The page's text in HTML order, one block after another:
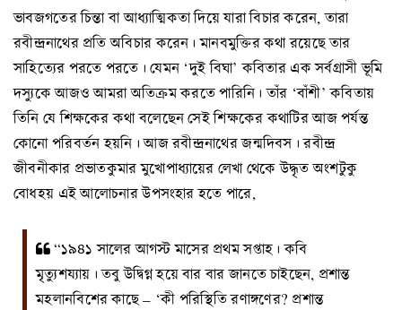
ভাবজগতের চিন্তা বা আধ্যাত্মিকতা দিয়ে যারা বিচার করেন, তারা
রবীন্দ্রনাথের প্রতি অবিচার করেন। মানবমুক্তির কথা রয়েছে তার
সাহিত্যের পরতে পরতে। যেমন ‘দুই বিঘা’ কবিতার এক সর্বগ্রাসী ভূমি
দস্যুকে আজও আমরা অতিক্রম করতে পারিনি। তাঁর ‘বাঁশী’ কবিতায়
তিনি যে শিক্ষকের কথা বলেছেন সেই শিক্ষকের কথাটির আজ পর্যন্ত
কোনো পরিবর্তন হয়নি। আজ রবীন্দ্রনাথের জন্মদিবস। রবীন্দ্র
জীবনীকার প্রভাতকুমার মুখোপাধ্যায়ের লেখা থেকে উদ্ধৃত অংশটুকু
বোধহয় এই আলোচনার উপসংহার হতে পারে,
“১৯৪১ সালের আগস্ট মাসের প্রথম সপ্তাহ। কবি
মৃত্যুশয্যায়। তবু উদ্বিগ্ন হয়ে বার বার জানতে চাইছেন, প্রশান্ত
মহলানবিশের কাছে – ‘কী পরিস্থিতি রণাঙ্গণের? প্রশান্ত